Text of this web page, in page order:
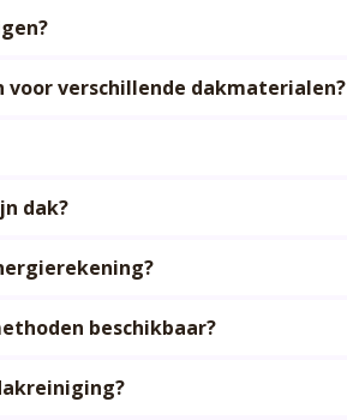
verschillende dakmaterialen?
dak?
beschikbaar?